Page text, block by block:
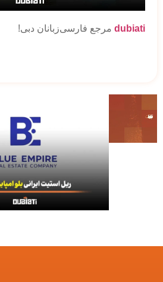
dubiati مرجع فارسی‌زبانان دبی!